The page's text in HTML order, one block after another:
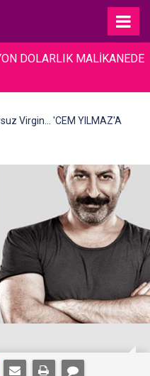
DOLARLIK MALİKANEDE
Virgin... 'CEM YILMAZ'A